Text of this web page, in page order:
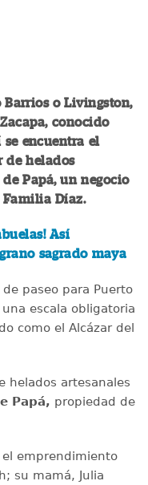
o Livingston,
conocido
encuentra el
de helados
Papá, un negocio
Díaz.
Así
sagrado maya
paseo para Puerto
escala obligatoria
como el Alcázar del
helados artesanales
Papá, propiedad de
emprendimiento
su mamá, Julia